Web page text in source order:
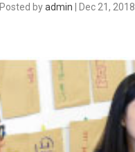
Posted byadmin Dec 21, 2018